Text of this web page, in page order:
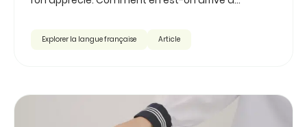
Explorer la langue française Article